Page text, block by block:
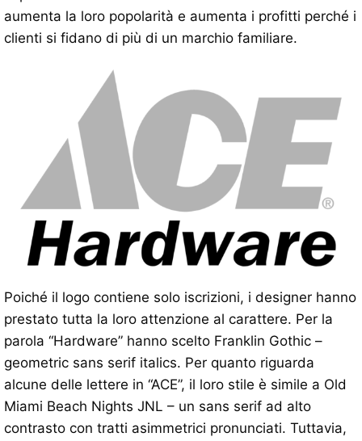
aumenta la loro popolarità e aumenta i profitti perché i
clienti si fidano di più di un marchio familiare.
Poiché il logo contiene solo iscrizioni, i designer hanno
prestato tutta la loro attenzione al carattere. Per la
parola “Hardware” hanno scelto Franklin Gothic –
geometric sans serif italics. Per quanto riguarda
alcune delle lettere in “ACE”, il loro stile è simile a Old
Miami Beach Nights JNL – un sans serif ad alto
contrasto con tratti asimmetrici pronunciati. Tuttavia,